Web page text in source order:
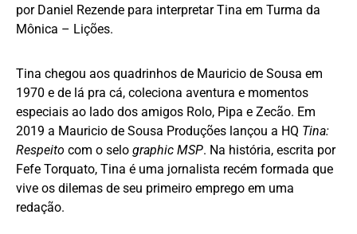
por Daniel Rezende para interpretar Tina em Turma da
Mônica – Lições.
Tina chegou aos quadrinhos de Mauricio de Sousa em
1970 e de lá pra cá, coleciona aventura e momentos
especiais ao lado dos amigos Rolo, Pipa e Zecão. Em
2019 a Mauricio de Sousa Produções lançou a HQ Tina:
Respeito com o selo graphic MSP. Na história, escrita por
Fefe Torquato, Tina é uma jornalista recém formada que
vive os dilemas de seu primeiro emprego em uma
redação.